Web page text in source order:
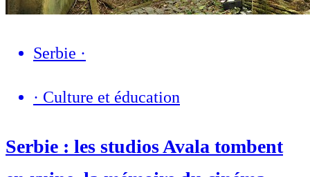
Serbie ·
· Culture et éducation
Serbie : les studios Avala tombent